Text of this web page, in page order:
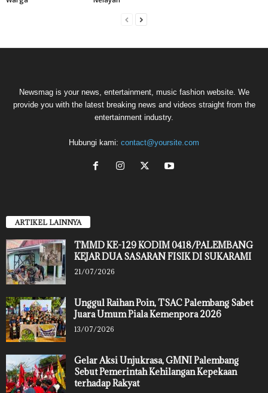
Newsmag is your news, entertainment, music fashion website. We
provide you with the latest breaking news and videos straight from the
entertainment industry.
Hubungi kami: contact@yoursite.com
ARTIKEL LAINNYA
TMMD KE-129 KODIM 0418/PALEMBANG
KEJAR DUA SASARAN FISIK DI SUKARAMI
21/07/2026
Unggul Raihan Poin, TSAC Palembang Sabet
Juara Umum Piala Kemenpora 2026
13/07/2026
Gelar Aksi Unjukrasa, GMNI Palembang
Sebut Pemerintah Kehilangan Kepekaan
terhadap Rakyat